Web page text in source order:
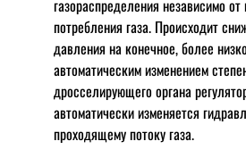
газораспределения независимо от
потребления газа. Происходит
давления на конечное, более
автоматическим изменением
дросселирующего органа
автоматически изменяется
проходящему потоку газа.